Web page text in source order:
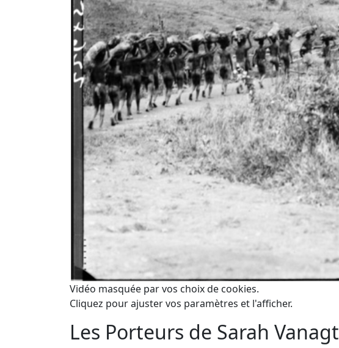
Vidéo masquée par vos choix de cookies.
Cliquez pour ajuster vos paramètres et l'afficher.
Les Porteurs de Sarah Vanagt